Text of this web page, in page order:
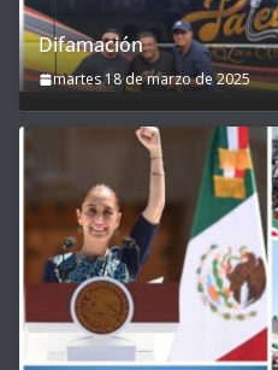
Difamación
martes 18 de marzo de 2025